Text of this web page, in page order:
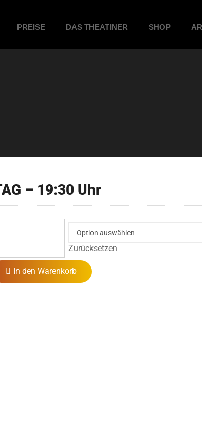
PREISE DAS THEATINER SHOP
– 19:30 Uhr
Zurücksetzen
In den Warenkorb